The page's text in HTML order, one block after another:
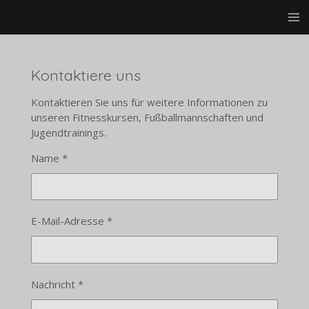
Kontaktiere uns
Kontaktieren Sie uns für weitere Informationen zu
unseren Fitnesskursen, Fußballmannschaften und
Jugendtrainings.
Name *
E-Mail-Adresse *
Nachricht *